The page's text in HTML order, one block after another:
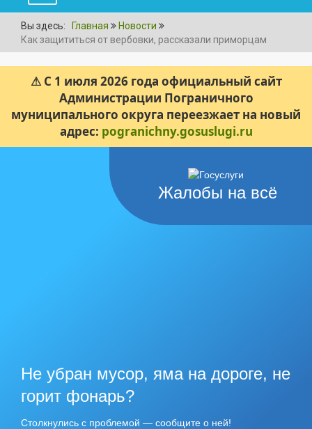
Вы здесь: Главная
Новости
Как защититься от вербовки, рассказали приморцам
⚠ С 1 июля 2026 года официальный сайт
Администрации Пограничного
муниципального округа переезжает на новый
адрес: pogranichny.gosuslugi.ru
Жалобы на всё
Не убран мусор, яма на дороге, не
горит фонарь?
Столкнулись с проблемой — сообщите о ней!